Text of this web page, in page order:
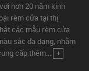
hơn 20 năm kinh
rèm cửa tại thị
các mẫu rèm cửa
sắc đa dạng, nhằm
cấp thêm... +